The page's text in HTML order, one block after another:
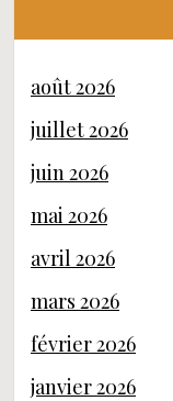
août 2026
juillet 2026
juin 2026
mai 2026
avril 2026
mars 2026
février 2026
janvier 2026